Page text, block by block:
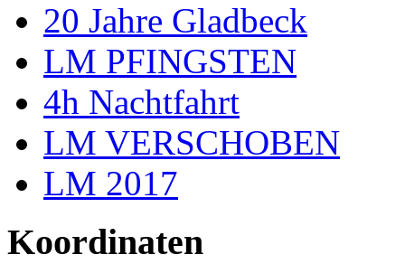
20 Jahre Gladbeck
LM PFINGSTEN
4h Nachtfahrt
LM VERSCHOBEN
LM 2017
Koordinaten